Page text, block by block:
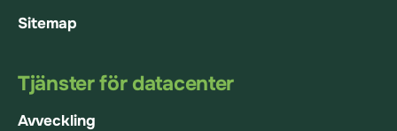
Sitemap
Tjänster för datacenter
Avveckling